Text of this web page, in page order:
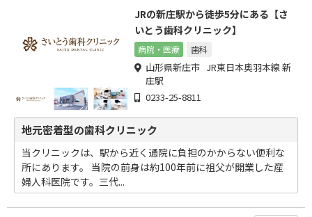
JRの新庄駅から徒歩5分にある【さ
いとう歯科クリニック】
病院・医療 歯科
山形県新庄市 JR東日本奥羽本線 新
庄駅
0233-25-8811
地元密着型の歯科クリニック
当クリニックは、駅から近く通院に負担のかからない便利な
所にあります。 当院の前身は約100年前に祖父が開業した産
婦人科医院です。三代...